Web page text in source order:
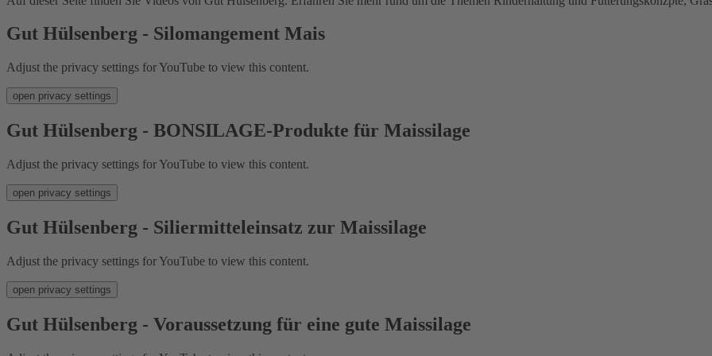
Gut Hülsenberg - Silomangement Mais
Adjust the privacy settings for YouTube to view this content.
open privacy settings
Gut Hülsenberg - BONSILAGE-Produkte für Maissilage
Adjust the privacy settings for YouTube to view this content.
open privacy settings
Gut Hülsenberg - Siliermitteleinsatz zur Maissilage
Adjust the privacy settings for YouTube to view this content.
open privacy settings
Gut Hülsenberg - Voraussetzung für eine gute Maissilage